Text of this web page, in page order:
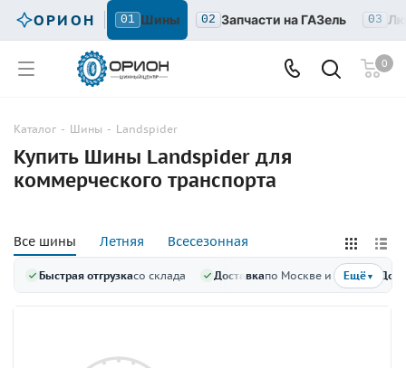
ОРИОН 01 Шины 02 Запчасти на ГАЗель 03
0
Каталог - Шины - Landspider
Купить Шины Landspider для
коммерческого транспорта
Все шины Летняя Всесезонная
Быстрая отгрузкасо склада Доставкапо Москве и МОЕщё▼